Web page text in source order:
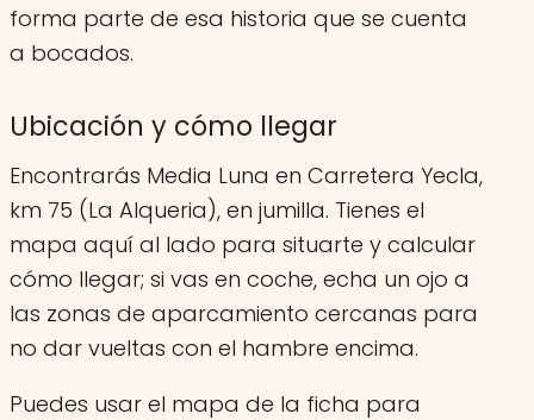
forma parte de esa historia que se cuenta
a bocados.
Ubicación y cómo llegar
Encontrarás Media Luna en Carretera Yecla,
km 75 (La Alqueria), en jumilla. Tienes el
mapa aquí al lado para situarte y calcular
cómo llegar; si vas en coche, echa un ojo a
las zonas de aparcamiento cercanas para
no dar vueltas con el hambre encima.
Puedes usar el mapa de la ficha para